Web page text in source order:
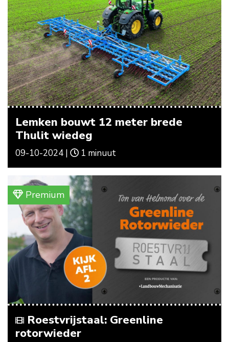
Lemken bouwt 12 meter brede
Thulit wiedeg
09-10-2024 | 1 minuut
Premium
Roestvrijstaal: Greenline
rotorwieder